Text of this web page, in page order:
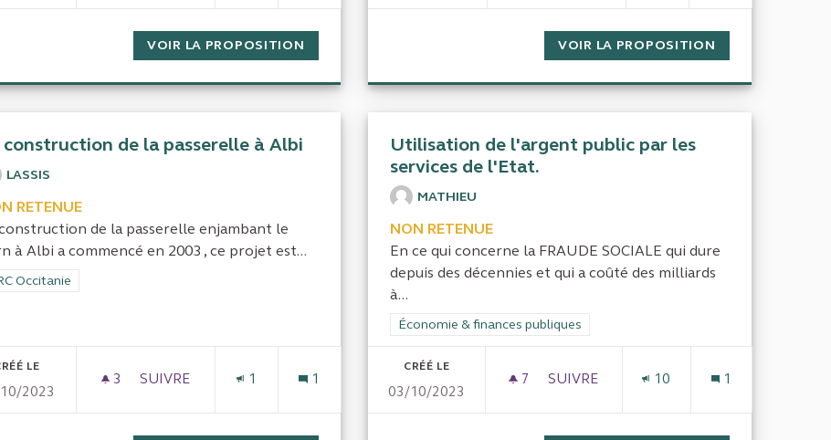
VOIR LA PROPOSITION DISPOSITIF PETITES VILLES DE DEMAIN ET SUBVENTIONS PUBLIQUES
VOIR LA PROPOSITION
construction de la passerelle à Albi
LASSIS
RETENUE
de la passerelle enjambant le
à Albi a commencé en 2003 , ce projet est...
les résultats de la catégorie : CRC Occitanie
Occitanie
LE
2023
3 3 ABONNÉS
SUIVRE
LA CONSTRUCTION DE LA PASSERELLE À ALBI
1 1
Utilisation de l'argent public par les
services de l'Etat.
MATHIEU
NON RETENUE
En ce qui concerne la FRAUDE SOCIALE qui dure
depuis des décennies et qui a coûté des milliards
à...
Filtrer les résultats de la catégorie : Économie & finances publiques
Économie & finances publiques
CRÉÉ LE
03/10/2023
7 7 ABONNÉS
SUIVRE
10 1